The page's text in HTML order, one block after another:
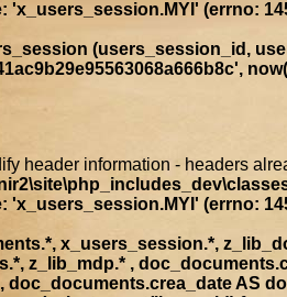
'x_users_session.MYI' (errno:
(users_session_id,
header information - headers
'x_users_session.MYI' (errno:
x_users_session.*,
z_lib_mdp.* ,
doc_documents.crea_date AS